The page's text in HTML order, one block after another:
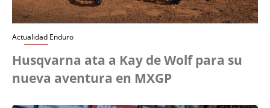
Actualidad Enduro
Husqvarna ata a Kay de Wolf para su
nueva aventura en MXGP